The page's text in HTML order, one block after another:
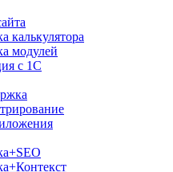
калькулятора
модулей
с 1С